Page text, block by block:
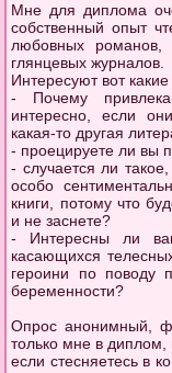
Мне для диплома
собственный опыт
любовных романов,
глянцевых журналов.
Интересуют вот
- Почему
интересно, если
какая-то другая
- проецируете ли вы
- случается ли
особо
книги, потому что
и не заснете?
- Интересны ли
касающихся
героини по поводу
беременности?
Опрос анонимный,
только мне в диплом,
если стесняетесь в